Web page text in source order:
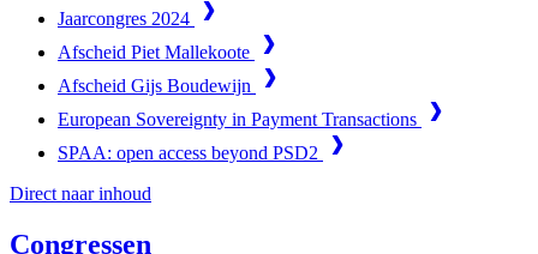
Jaarcongres 2024
Afscheid Piet Mallekoote
Afscheid Gijs Boudewijn
European Sovereignty in Payment Transactions
SPAA: open access beyond PSD2
Direct naar inhoud
Congressen